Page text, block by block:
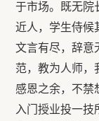
于市场。既无院
近人，学生侍候
文言有尽，辞意
范，教为人师，
感恩之余，不禁
入门授业投一技